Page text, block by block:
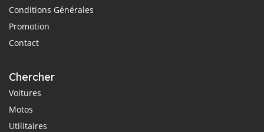
Conditions Générales
Promotion
Contact
Chercher
Voitures
Motos
Utilitaires